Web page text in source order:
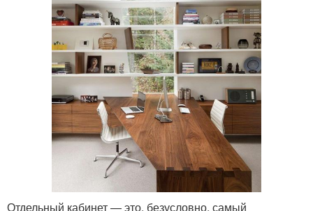
Отдельный кабинет — это, безусловно, самый